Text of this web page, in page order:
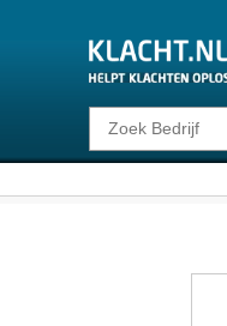
Klacht melden